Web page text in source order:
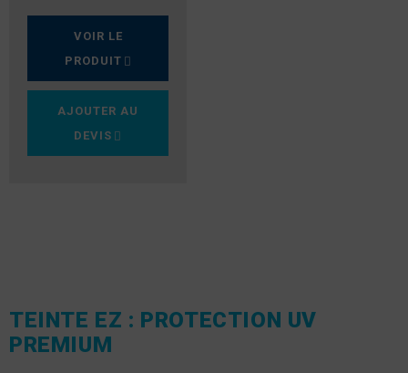
VOIR LE
PRODUIT
AJOUTER AU
DEVIS
TEINTE EZ : PROTECTION UV
PREMIUM